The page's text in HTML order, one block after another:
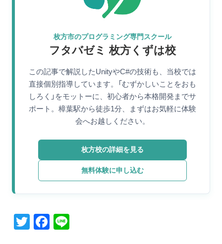
枚方市のプログラミング専門スクール
フタバゼミ 枚方くずは校
この記事で解説したUnityやC#の技術も、当校では
直接個別指導しています。「むずかしいことをおも
しろく」をモットーに、初心者から本格開発までサ
ポート。樟葉駅から徒歩1分、まずはお気軽に体験
会へお越しください。
枚方校の詳細を見る
無料体験に申し込む
T
F